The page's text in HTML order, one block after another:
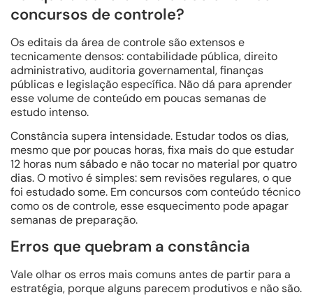
concursos de controle?
Os editais da área de controle são extensos e
tecnicamente densos: contabilidade pública, direito
administrativo, auditoria governamental, finanças
públicas e legislação específica. Não dá para aprender
esse volume de conteúdo em poucas semanas de
estudo intenso.
Constância supera intensidade. Estudar todos os dias,
mesmo que por poucas horas, fixa mais do que estudar
12 horas num sábado e não tocar no material por quatro
dias. O motivo é simples: sem revisões regulares, o que
foi estudado some. Em concursos com conteúdo técnico
como os de controle, esse esquecimento pode apagar
semanas de preparação.
Erros que quebram a constância
Vale olhar os erros mais comuns antes de partir para a
estratégia, porque alguns parecem produtivos e não são.